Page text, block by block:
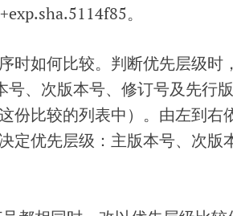
。
时如何比较。判断优先层级时
号、次版本号、修订号及先行
份比较的列表中）。由左到右
定优先层级：主版本号、次版